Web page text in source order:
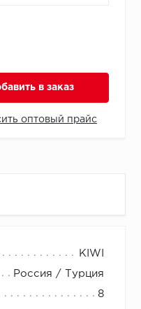
в заказ
оптовый прайс
KIWI
Россия / Турция
8